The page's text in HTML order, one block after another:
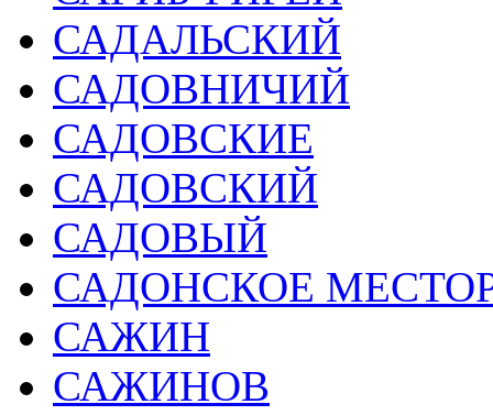
САДАЛЬСКИЙ
САДОВНИЧИЙ
САДОВСКИЕ
САДОВСКИЙ
САДОВЫЙ
САДОНСКОЕ
САЖИН
САЖИНОВ